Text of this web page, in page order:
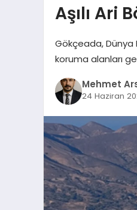
Aşılı Ari
Gökçeada, Dünya
koruma alanları
Mehmet
24 Haziran